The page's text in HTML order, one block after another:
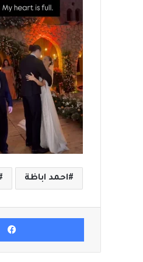
احمد اباظة